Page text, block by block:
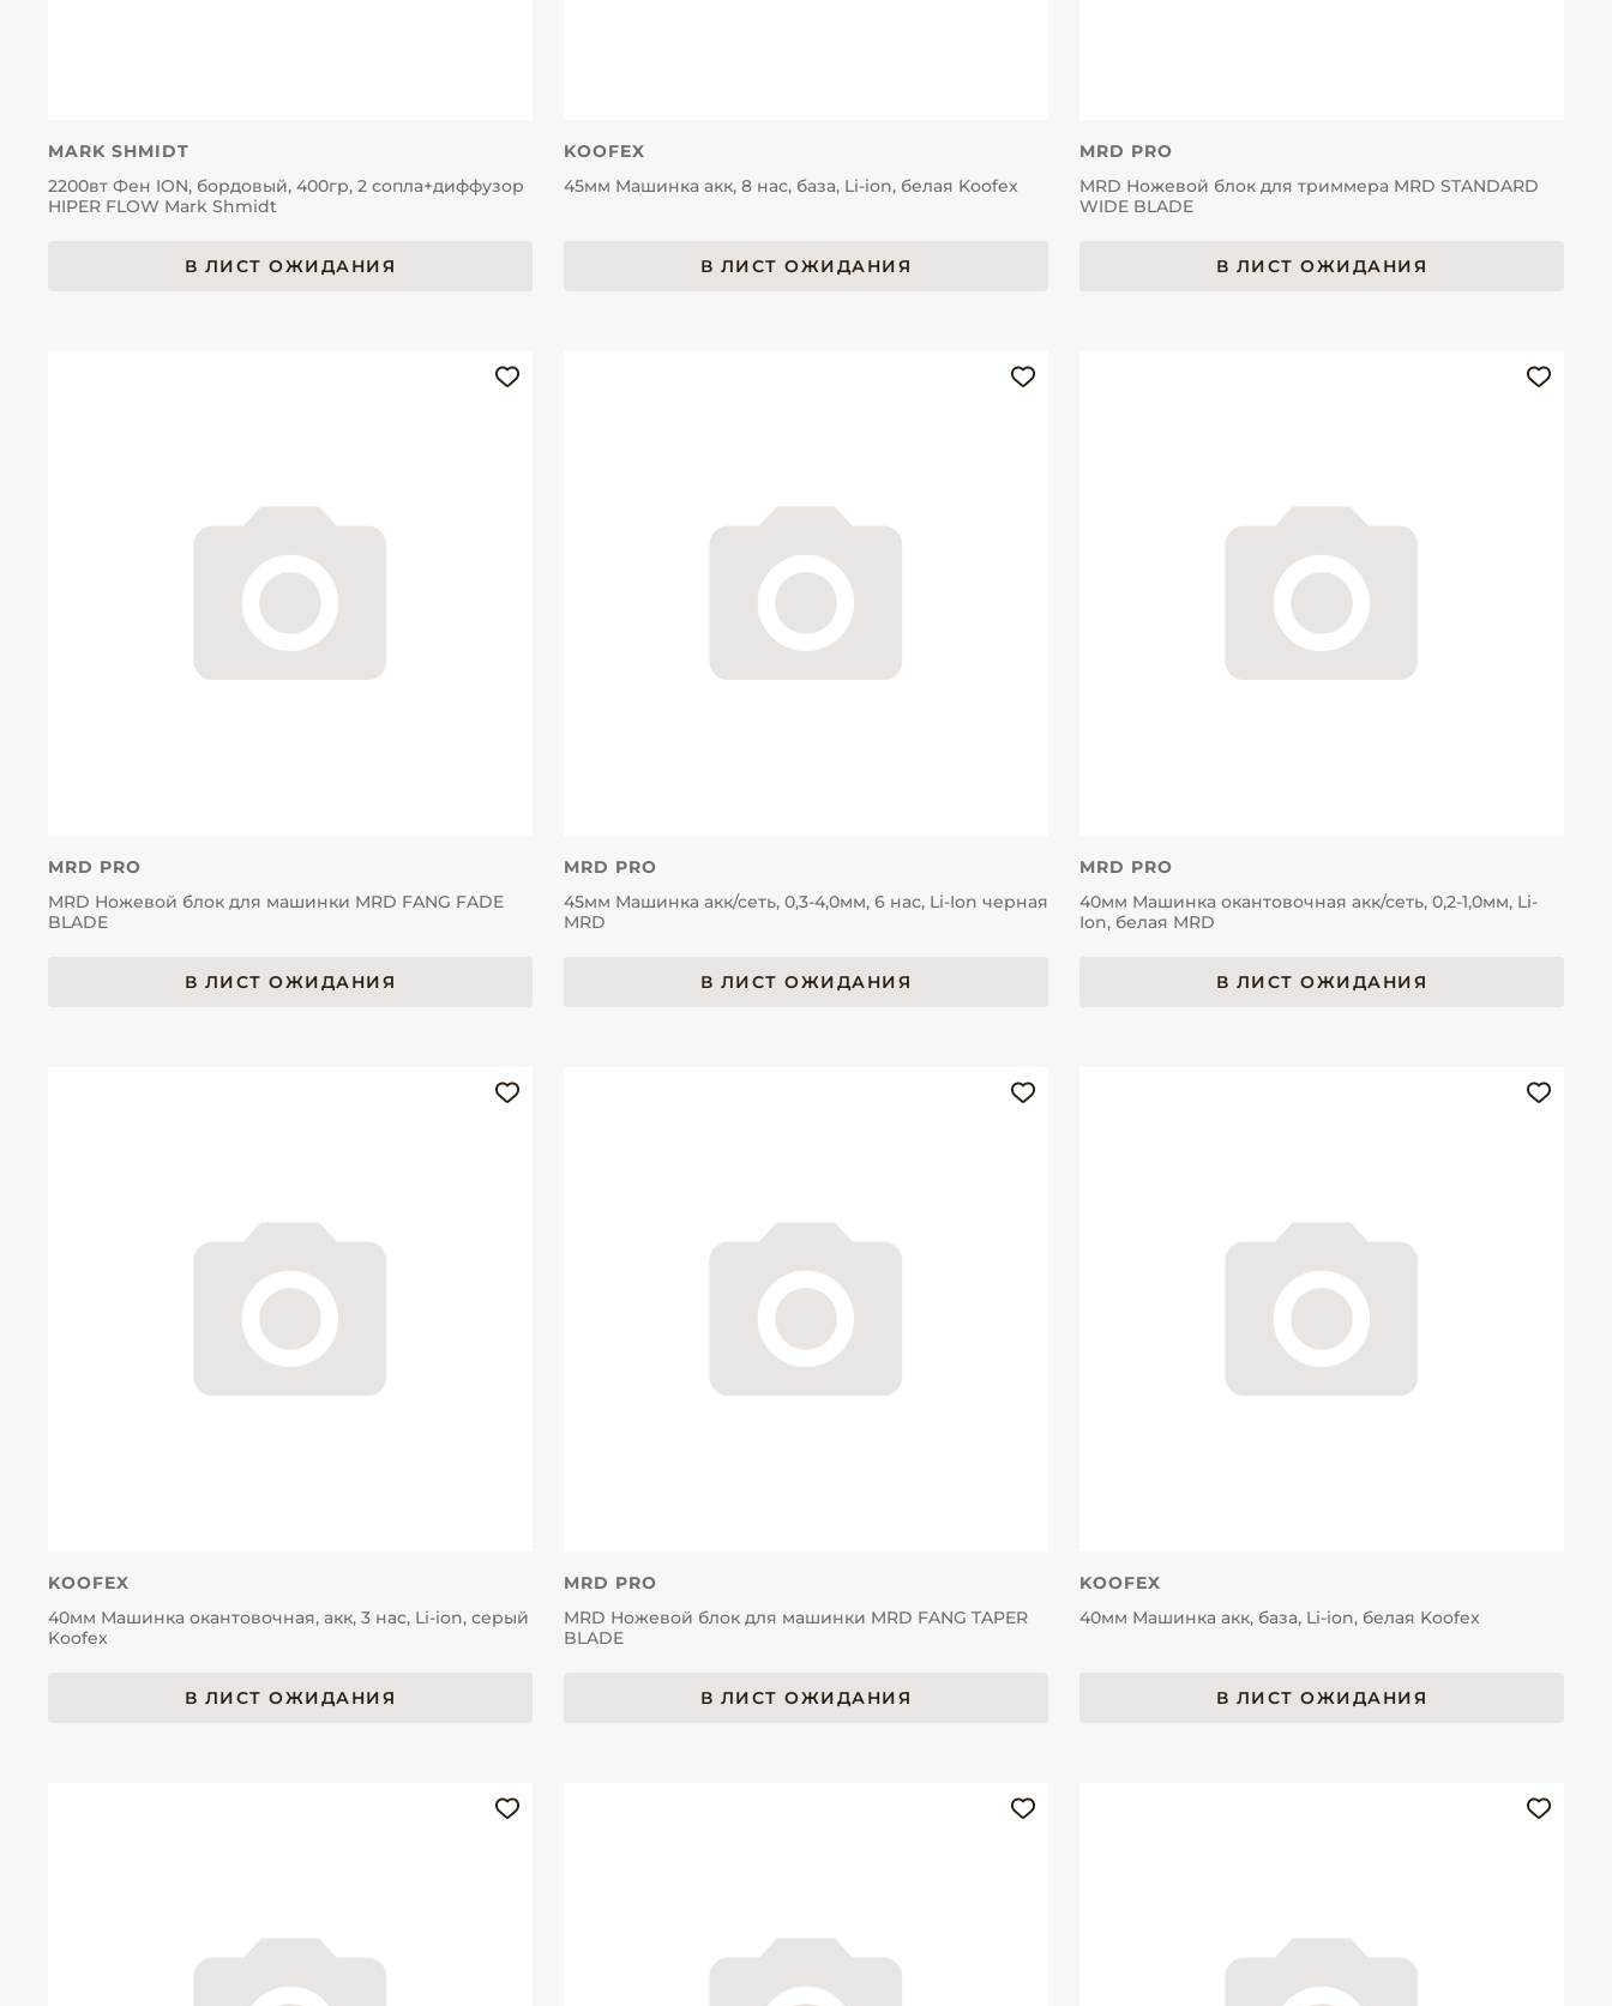
MARK SHMIDT
2200вт Фен ION, бордовый, 400гр, 2 сопла+диффузор
HIPER FLOW Mark Shmidt
В ЛИСТ ОЖИДАНИЯ
KOOFEX
45мм Машинка акк, 8 нас, база, Li-ion, белая Koofex
В ЛИСТ ОЖИДАНИЯ
MRD PRO
MRD Ножевой блок для триммера MRD STANDARD
WIDE BLADE
В ЛИСТ ОЖИДАНИЯ
MRD PRO
MRD Ножевой блок для машинки MRD FANG FADE
BLADE
В ЛИСТ ОЖИДАНИЯ
MRD PRO
45мм Машинка акк/сеть, 0,3-4,0мм, 6 нас, Li-Ion черная
MRD
В ЛИСТ ОЖИДАНИЯ
MRD PRO
40мм Машинка окантовочная акк/сеть, 0,2-1,0мм, Li-
Ion, белая MRD
В ЛИСТ ОЖИДАНИЯ
KOOFEX
40мм Машинка окантовочная, акк, 3 нас, Li-ion, серый
Koofex
В ЛИСТ ОЖИДАНИЯ
MRD PRO
MRD Ножевой блок для машинки MRD FANG TAPER
BLADE
В ЛИСТ ОЖИДАНИЯ
KOOFEX
40мм Машинка акк, база, Li-ion, белая Koofex
В ЛИСТ ОЖИДАНИЯ